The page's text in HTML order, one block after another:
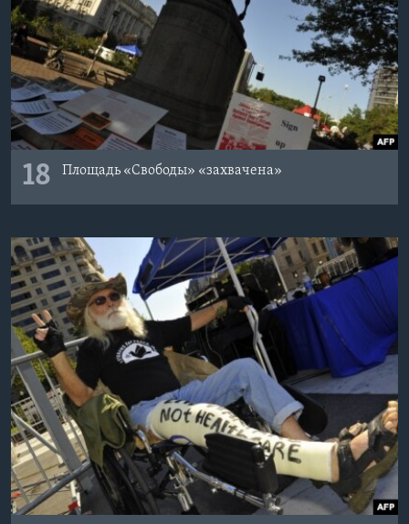
18 Площадь «Свободы» «захвачена»